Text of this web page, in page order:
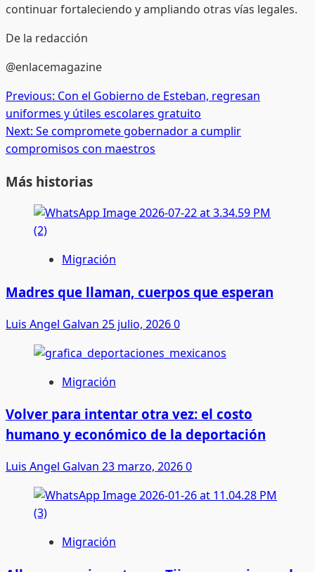
continuar fortaleciendo y ampliando otras vías legales.
De la redacción
@enlacemagazine
Post
navigation
Previous: Con el Gobierno de Esteban, regresan
uniformes y útiles escolares gratuito
Next: Se compromete gobernador a cumplir
compromisos con maestros
Más historias
Migración
Madres que llaman, cuerpos que esperan
Luis Angel Galvan 25 julio, 20260
Migración
Volver para intentar otra vez: el costo
humano y económico de la deportación
Luis Angel Galvan 23 marzo, 20260
Migración